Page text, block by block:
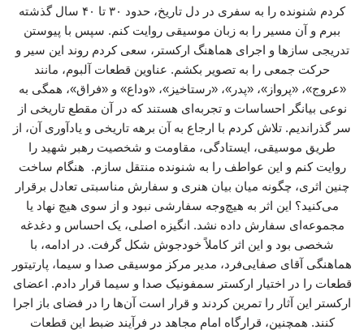
کردم شنونده را به سفری در دل تاریخ، حدود ۳۰ تا ۴۰ سال گذشته
ببرم و آن مسیر را به زبان موسیقی روایت کنم. سپس با پیوستن
تدریجی سازها و اجرای هماهنگ ارکستر، سعی کردم روند این سیر و
حرکت جمعی را به تصویر بکشم. عناوین قطعات آلبوم، مانند
«عروج»، «پرواز»، «پدر»، «رستاخیز»، «وداع» و «فراق»، همگی به
نوعی بیانگر احساسات و تجربه‌ای هستند که در آن مقطع تاریخی از
سر گذراندیم. تلاش کردم با ارجاع به آن برهه تاریخی و یادآوری آن، از
طریق موسیقی، ایستادگی، مقاومت و شخصیت رهبر شهید را
روایت کنم و این عواطف را به شنونده منتقل سازم. هنگام ساخت
چنین اثری، چگونه میان بیان هنری و سفارش مناسبتی تعادل برقرار
می‌کنید؟ این اثر به هیچ‌وجه سفارشی نبود و از سوی هیچ نهاد یا
مجموعه‌ای سفارش داده نشد. انگیزه اصلی، یک احساس و دغدغه
شخصی بود و این اثر کاملاً خودجوش شکل گرفت. در ادامه، با
هماهنگی آقای صفایی‌فرد، مدیر مرکز موسیقی صدا و سیما، پارتیتور
قطعات را در اختیار ارکستر سمفونیک صدا و سیما قرار دادم. اعضای
ارکستر این آثار را تمرین کردند و قرار است آن‌ها را در فضای باز اجرا
کنند. همچنین، قرارگاه امام مجاهد در فرآیند ضبط این قطعات